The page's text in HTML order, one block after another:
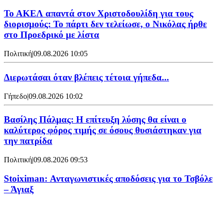
Το ΑΚΕΛ απαντά στον Χριστοδουλίδη για τους
διορισμούς: Το πάρτι δεν τελείωσε, ο Νικόλας ήρθε
στο Προεδρικό με λίστα
Πολιτική|09.08.2026 10:05
Διερωτάσαι όταν βλέπεις τέτοια γήπεδα...
Γήπεδο|09.08.2026 10:02
Βασίλης Πάλμας: Η επίτευξη λύσης θα είναι ο
καλύτερος φόρος τιμής σε όσους θυσιάστηκαν για
την πατρίδα
Πολιτική|09.08.2026 09:53
Stoiximan: Ανταγωνιστικές αποδόσεις για το Τσβόλε
– Άγιαξ